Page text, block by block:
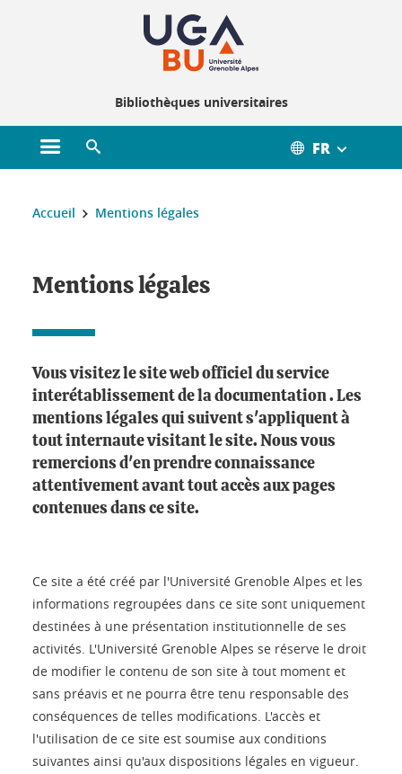
Bibliothèques universitaires
Ouvrir le menu principal FR
Vous êtes ici :
Accueil Mentions légales
Mentions légales
Vous visitez le site web officiel du service
interétablissement de la documentation . Les
mentions légales qui suivent s'appliquent à
tout internaute visitant le site. Nous vous
remercions d'en prendre connaissance
attentivement avant tout accès aux pages
contenues dans ce site.
Ce site a été créé par l'Université Grenoble Alpes et les
informations regroupées dans ce site sont uniquement
destinées à une présentation institutionnelle de ses
activités. L'Université Grenoble Alpes se réserve le droit
de modifier le contenu de son site à tout moment et
sans préavis et ne pourra être tenu responsable des
conséquences de telles modifications. L'accès et
l'utilisation de ce site est soumise aux conditions
suivantes ainsi qu'aux dispositions légales en vigueur.